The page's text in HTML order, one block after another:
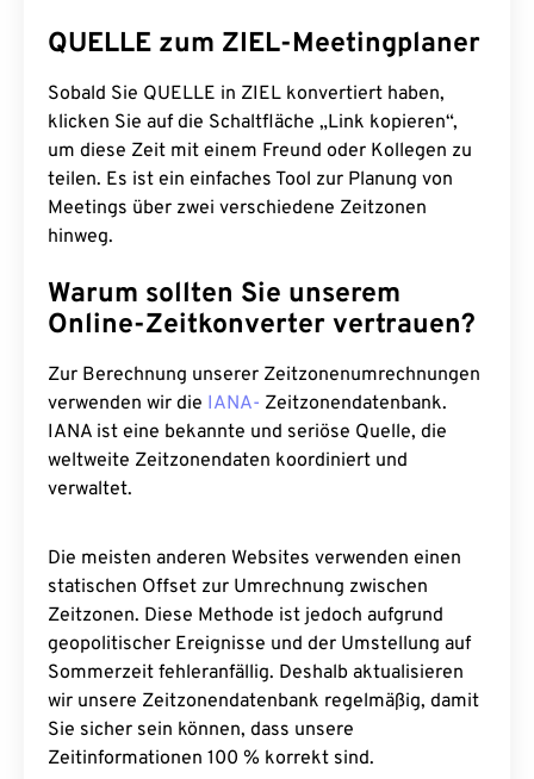
QUELLE zum ZIEL-Meetingplaner
Sobald Sie QUELLE in ZIEL konvertiert haben,
klicken Sie auf die Schaltfläche „Link kopieren“,
um diese Zeit mit einem Freund oder Kollegen zu
teilen. Es ist ein einfaches Tool zur Planung von
Meetings über zwei verschiedene Zeitzonen
hinweg.
Warum sollten Sie unserem
Online-Zeitkonverter vertrauen?
Zur Berechnung unserer Zeitzonenumrechnungen
verwenden wir die IANA- Zeitzonendatenbank.
IANA ist eine bekannte und seriöse Quelle, die
weltweite Zeitzonendaten koordiniert und
verwaltet.
Die meisten anderen Websites verwenden einen
statischen Offset zur Umrechnung zwischen
Zeitzonen. Diese Methode ist jedoch aufgrund
geopolitischer Ereignisse und der Umstellung auf
Sommerzeit fehleranfällig. Deshalb aktualisieren
wir unsere Zeitzonendatenbank regelmäßig, damit
Sie sicher sein können, dass unsere
Zeitinformationen 100 % korrekt sind.